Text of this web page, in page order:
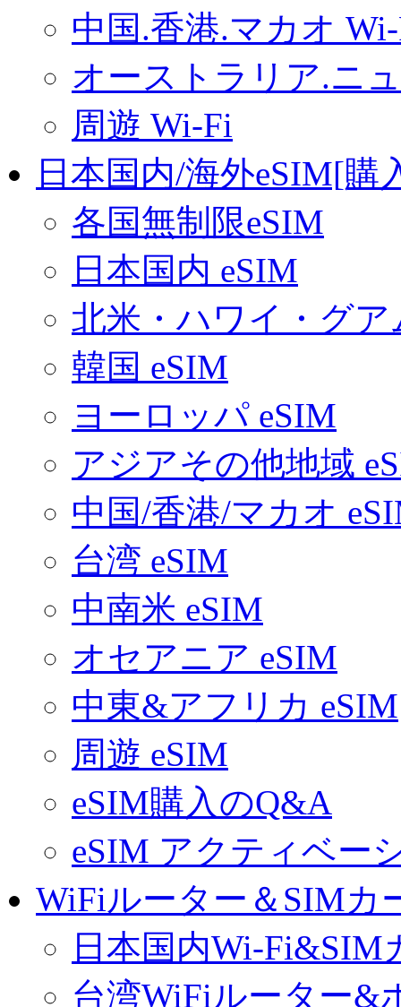
中国.香港.マカオ
オーストラリア.ニ
周遊 Wi-Fi
日本国内/海外eSIM[購
各国無制限eSIM
日本国内 eSIM
北米・ハワイ・グア
韓国 eSIM
ヨーロッパ eSIM
アジアその他地域
中国/香港/マカオ
台湾 eSIM
中南米 eSIM
オセアニア eSIM
中東&アフリカ eSIM
周遊 eSIM
eSIM購入のQ&A
eSIM アクティベー
WiFiルーター＆SIMカ
日本国内Wi-Fi&SIM
台湾WiFiルーター&